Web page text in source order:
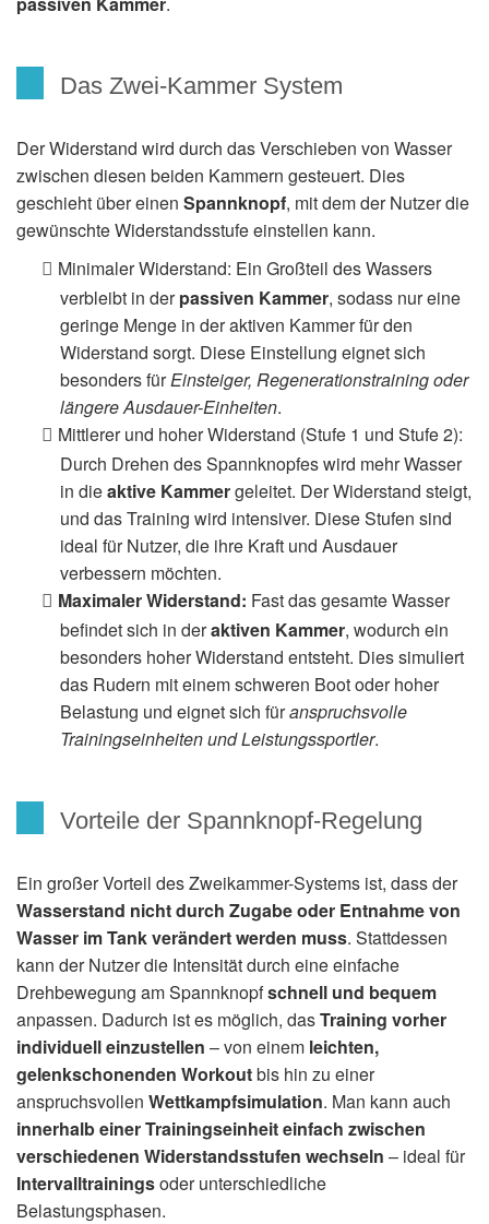
Das Zwei-Kammer System
Der Widerstand wird durch das Verschieben von Wasser
zwischen diesen beiden Kammern gesteuert. Dies
geschieht über einen Spannknopf, mit dem der Nutzer die
gewünschte Widerstandsstufe einstellen kann.
Minimaler Widerstand: Ein Großteil des Wassers
verbleibt in derpassiven Kammer, sodass nur eine
geringe Menge in der aktiven Kammer für den
Widerstand sorgt. Diese Einstellung eignet sich
besonders fürEinsteiger, Regenerationstraining oder
längere Ausdauer-Einheiten.
Mittlerer und hoher Widerstand (Stufe 1 und Stufe 2):
Durch Drehen des Spannknopfes wird mehr Wasser
in dieaktive Kammergeleitet. Der Widerstand steigt,
und das Training wird intensiver. Diese Stufen sind
ideal für Nutzer, die ihre Kraft und Ausdauer
verbessern möchten.
Maximaler Widerstand: Fast das gesamte Wasser
befindet sich in deraktiven Kammer, wodurch ein
besonders hoher Widerstand entsteht. Dies simuliert
das Rudern mit einem schweren Boot oder hoher
Belastung und eignet sich füranspruchsvolle
Trainingseinheiten und Leistungssportler.
Vorteile der Spannknopf-Regelung
Ein großer Vorteil des Zweikammer-Systems ist, dass der
Wasserstand nicht durch Zugabe oder Entnahme von
Wasser im Tank verändert werden muss. Stattdessen
kann der Nutzer die Intensität durch eine einfache
Drehbewegung am Spannknopfschnell und bequem
anpassen. Dadurch ist es möglich, dasTraining vorher
individuell einzustellen – von einem leichten,
gelenkschonenden Workoutbis hin zu einer
anspruchsvollen Wettkampfsimulation. Man kann auch
innerhalb einer Trainingseinheit einfach zwischen
verschiedenen Widerstandsstufen wechseln – ideal für
Intervalltrainingsoder unterschiedliche
Belastungsphasen.